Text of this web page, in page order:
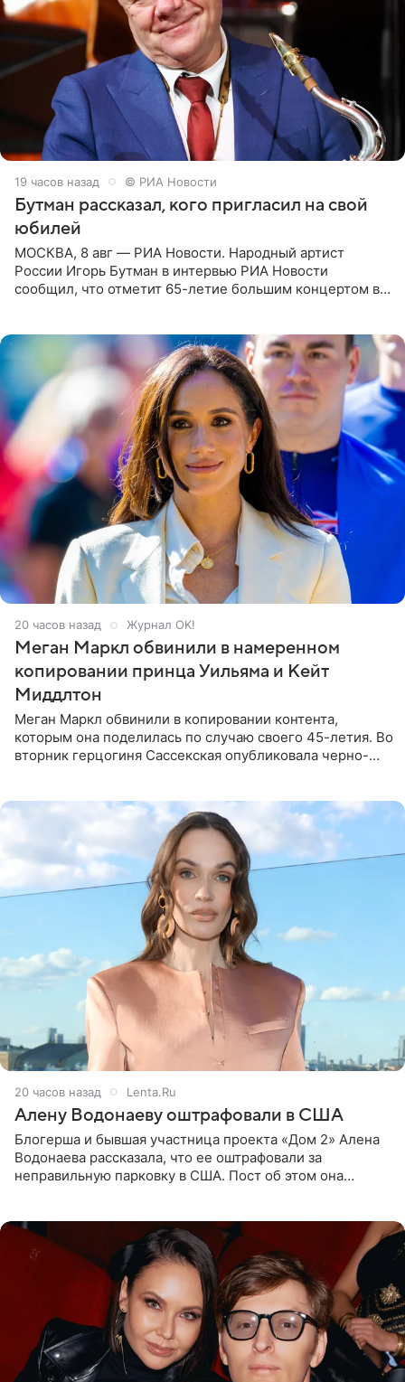
19 часов назад © РИА Новости
Бутман рассказал, кого пригласил на свой
юбилей
МОСКВА, 8 авг — РИА Новости. Народный артист
России Игорь Бутман в интервью РИА Новости
сообщил, что отметит 65-летие большим концертом в
20 часов назад Журнал OK!
Меган Маркл обвинили в намеренном
копировании принца Уильяма и Кейт
Миддлтон
Меган Маркл обвинили в копировании контента,
которым она поделилась по случаю своего 45-летия. Во
вторник герцогиня Сассекская опубликовала черно-
20 часов назад Lenta.Ru
Алену Водонаеву оштрафовали в США
Блогерша и бывшая участница проекта «Дом 2» Алена
Водонаева рассказала, что ее оштрафовали за
неправильную парковку в США. Пост об этом она